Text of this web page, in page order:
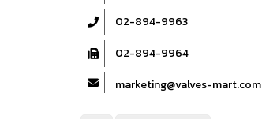
02-894-9963
02-894-9964
marketing@valves-mart.com